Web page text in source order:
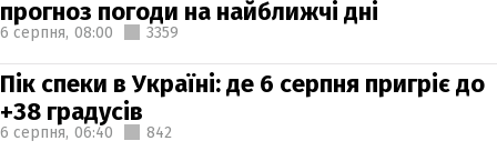
прогноз погоди на найближчі дні
6 серпня, 08:00 3359
Пік спеки в Україні: де 6 серпня пригріє до
+38 градусів
6 серпня, 06:40 842